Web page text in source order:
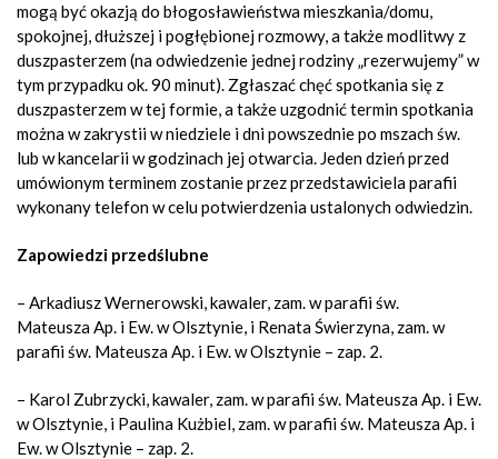
mogą być okazją do błogosławieństwa mieszkania/domu,
spokojnej, dłuższej i pogłębionej rozmowy, a także modlitwy z
duszpasterzem(na odwiedzenie jednej rodziny „rezerwujemy” w
tym przypadku ok. 90 minut). Zgłaszać chęć spotkania się z
duszpasterzem w tej formie, a także uzgodnić termin spotkania
można w zakrystii w niedziele i dni powszednie po mszach św.
lub w kancelarii w godzinach jej otwarcia. Jeden dzień przed
umówionym terminem zostanie przez przedstawiciela parafii
wykonany telefon w celu potwierdzenia ustalonych odwiedzin.
Zapowiedzi przedślubne
– Arkadiusz Wernerowski, kawaler, zam. w parafii św.
Mateusza Ap. i Ew. w Olsztynie, i Renata Świerzyna, zam. w
parafii św. Mateusza Ap. i Ew. w Olsztynie – zap. 2.
– Karol Zubrzycki, kawaler, zam. w parafii św. Mateusza Ap. i Ew.
w Olsztynie, i Paulina Kużbiel, zam. w parafii św. Mateusza Ap. i
Ew. w Olsztynie – zap. 2.